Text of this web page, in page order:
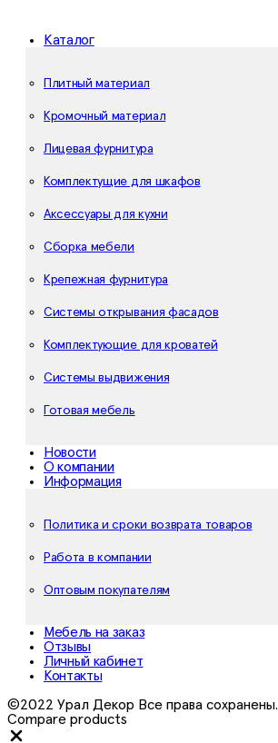
Каталог
Плитный материал
Кромочный материал
Лицевая фурнитура
Комплектущие для шкафов
Аксессуары для кухни
Сборка мебели
Крепежная фурнитура
Системы открывания фасадов
Комплектующие для кроватей
Системы выдвижения
Готовая мебель
Новости
О компании
Информация
Политика и сроки возврата товаров
Работа в компании
Оптовым покупателям
Мебель на заказ
Отзывы
Личный кабинет
Контакты
©2022 Урал Декор Все права сохранены.
Compare products